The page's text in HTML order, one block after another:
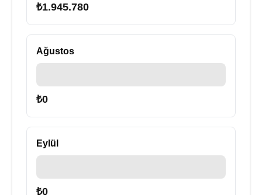
₺1.945.780
Ağustos
₺0
Eylül
₺0